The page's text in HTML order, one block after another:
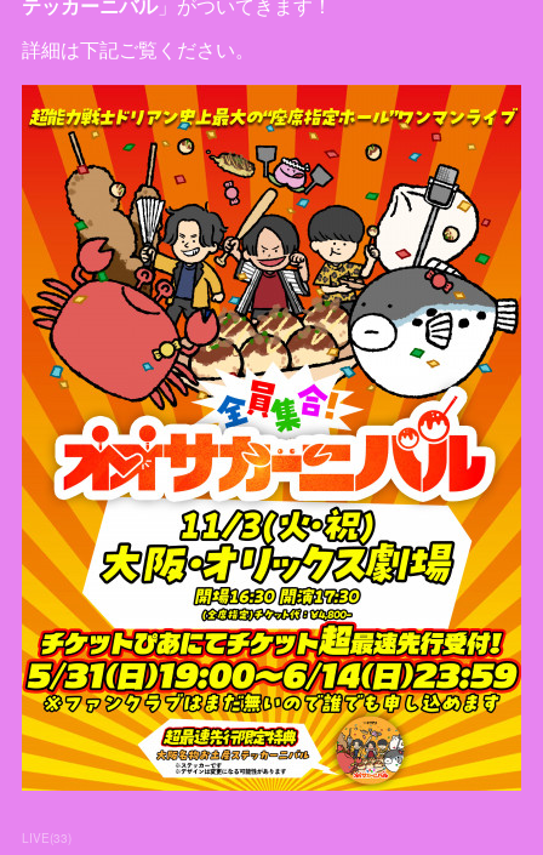
詳細は下記ご覧ください。
LIVE(33)